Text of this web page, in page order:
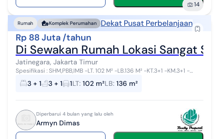
14
Rumah Komplek Perumahan Dekat Pusat Perbelanjaan
Rp 88 Juta /tahun
Di Sewakan Rumah Lokasi Sangat
Jatinegara, Jakarta Timur
Spesifikasi : SHM,PBB,IMB -LT. 102 M² -LB.136 M² -KT.3+1 -KM.3+1 -
Carport 1 -Listrik 3500 Watt -Hadap Barat -Akses jalan 2 mobil
Sem...3 + 1 3 + 1 1LT: 102 m²LB: 136 m²
Diperbarui 4 bulan yang lalu oleh
Armyn Dimas